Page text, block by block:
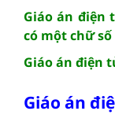
Giáo án điện
có một chữ số
Giáo án điện
Giáo án